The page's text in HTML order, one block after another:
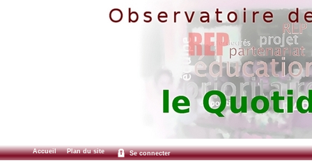
Accueil Plan du site Se connecter